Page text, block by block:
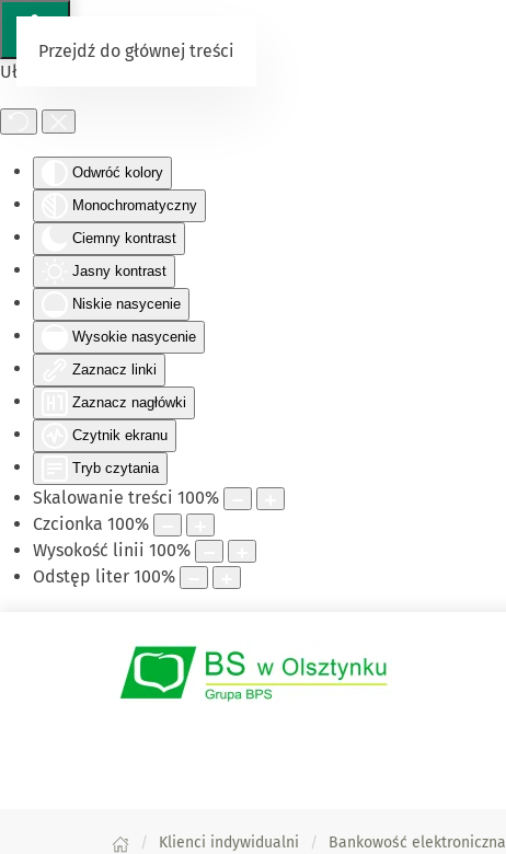
Ułatwienia dostępu
Odwróć kolory
Monochromatyczny
Ciemny kontrast
Jasny kontrast
Niskie nasycenie
Wysokie nasycenie
Zaznacz linki
Zaznacz nagłówki
Czytnik ekranu
Tryb czytania
Skalowanie treści 100%
Czcionka 100%
Wysokość linii 100%
Odstęp liter 100%
Przejdź do głównej treści
Klienci indywidualni Bankowość elektroniczna